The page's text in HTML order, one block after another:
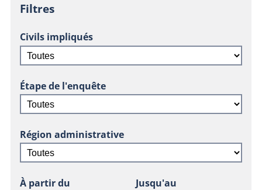
Filtres
Civils impliqués
Étape de l'enquête
Région administrative
À partir du Jusqu'au